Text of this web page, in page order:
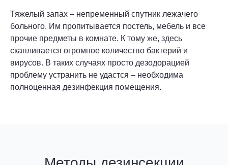
Тяжелый запах – непременный спутник лежачего
больного. Им пропитывается постель, мебель и все
прочие предметы в комнате. К тому же, здесь
скапливается огромное количество бактерий и
вирусов. В таких случаях просто дезодорацией
проблему устранить не удастся – необходима
полноценная дезинфекция помещения.